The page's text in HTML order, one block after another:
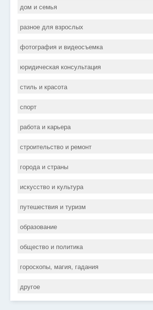
дом и семья
разное для взрослых
фотография и видеосъемка
юридическая консультация
стиль и красота
спорт
работа и карьера
строительство и ремонт
города и страны
искусство и культура
путешествия и туризм
образование
общество и политика
гороскопы, магия, гадания
другое